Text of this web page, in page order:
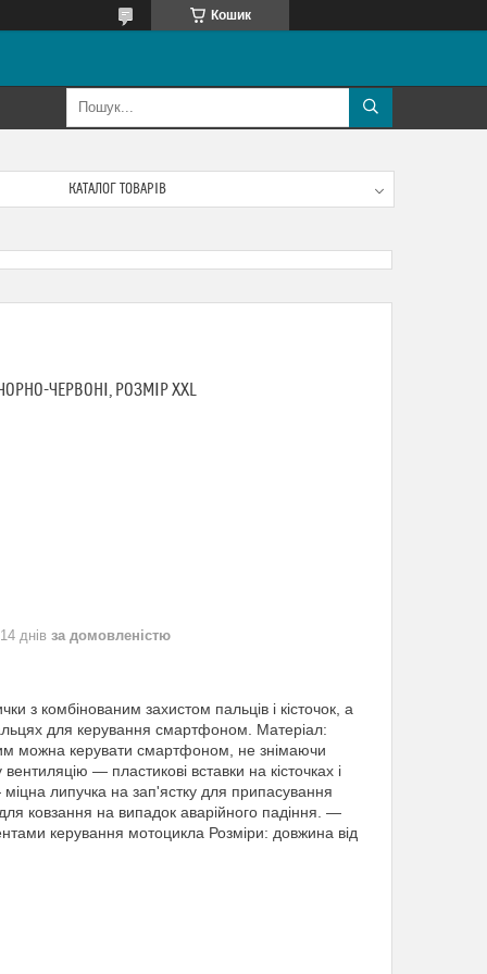
Кошик
КАТАЛОГ ТОВАРІВ
ЧЕРВОНІ, РОЗМІР XXL
днів за домовленістю
з комбінованим захистом пальців і кісточок, а
для керування смартфоном. Матеріал:
можна керувати смартфоном, не знімаючи
— пластикові вставки на кісточках і
липучка на зап'ястку для припасування
ковзання на випадок аварійного падіння. —
керування мотоцикла Розміри: довжина від